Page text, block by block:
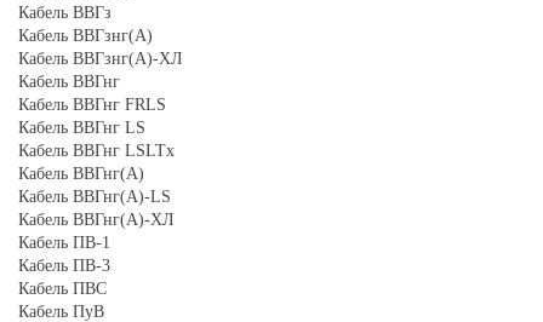
Кабель ВВГз
Кабель ВВГзнг(А)
Кабель ВВГзнг(А)-ХЛ
Кабель ВВГнг
Кабель ВВГнг FRLS
Кабель ВВГнг LS
Кабель ВВГнг LSLTx
Кабель ВВГнг(А)
Кабель ВВГнг(А)-LS
Кабель ВВГнг(А)-ХЛ
Кабель ПВ-1
Кабель ПВ-3
Кабель ПВС
Кабель ПуВ